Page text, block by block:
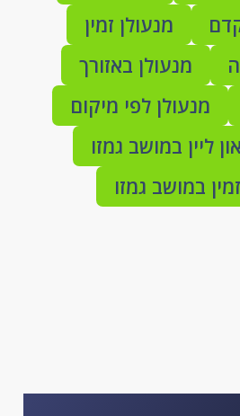
מנעולן זמין
מנעולן באזורך
מנעולן לפי מיקום
ליין במושב גמזו
במושב גמזו